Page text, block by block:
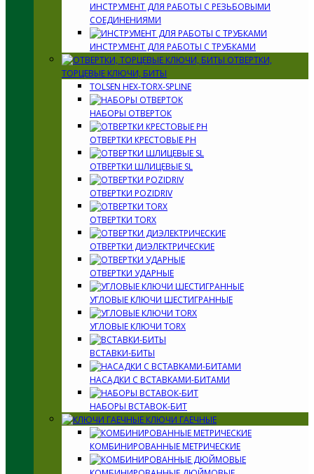
ИНСТРУМЕНТ ДЛЯ РАБОТЫ С РЕЗЬБОВЫМИ
СОЕДИНЕНИЯМИ
ИНСТРУМЕНТ ДЛЯ РАБОТЫ С ТРУБКАМИ
ОТВЕРТКИ,
ТОРЦЕВЫЕ КЛЮЧИ, БИТЫ
TOLSEN HEX-TORX-SPLINE
НАБОРЫ ОТВЕРТОК
ОТВЕРТКИ КРЕСТОВЫЕ PH
ОТВЕРТКИ ШЛИЦЕВЫЕ SL
ОТВЕРТКИ POZIDRIV
ОТВЕРТКИ TORX
ОТВЕРТКИ ДИЭЛЕКТРИЧЕСКИЕ
ОТВЕРТКИ УДАРНЫЕ
УГЛОВЫЕ КЛЮЧИ ШЕСТИГРАННЫЕ
УГЛОВЫЕ КЛЮЧИ TORX
ВСТАВКИ-БИТЫ
НАСАДКИ С ВСТАВКАМИ-БИТАМИ
НАБОРЫ ВСТАВОК-БИТ
КЛЮЧИ ГАЕЧНЫЕ
КОМБИНИРОВАННЫЕ МЕТРИЧЕСКИЕ